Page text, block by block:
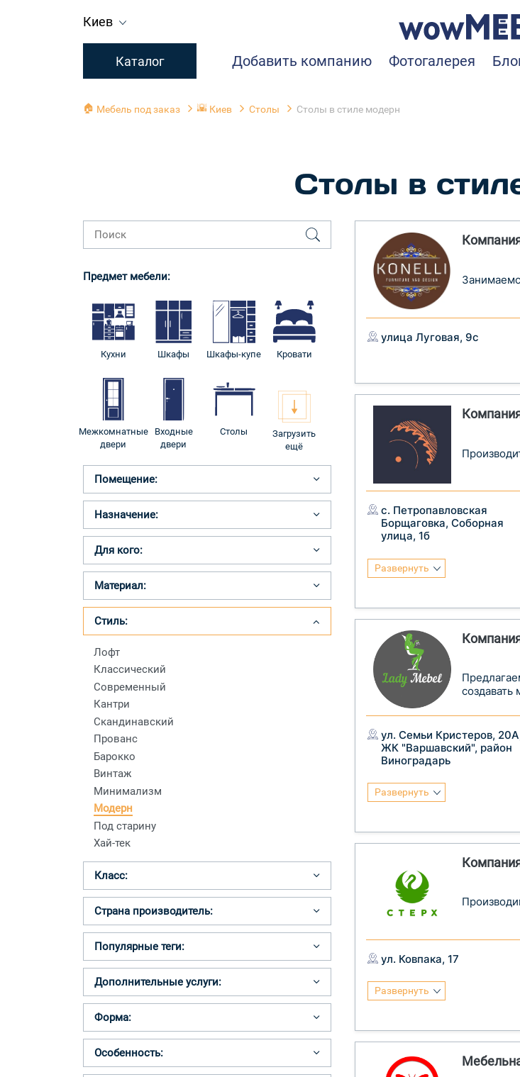
Киев
Каталог Добавить компанию Фотогалерея
🏠 Мебель под заказ 🌇 Киев Столы Столы в стиле модерн
Столы в
Предмет мебели:
Кухни Шкафы Шкафы-купе Кровати
Межкомнатные
двери
Входные
двери
Столы
Загрузить
ещё
Помещение:
Назначение:
Для кого:
Материал:
Стиль:
Лофт
Классический
Современный
Кантри
Скандинавский
Прованс
Барокко
Винтаж
Минимализм
Модерн
Под старину
Хай-тек
Класс:
Страна производитель:
Популярные теги:
Дополнительные услуги:
Форма:
Особенность:
улица Луговая, 9с
с. Петропавловская
Борщаговка, Соборная
улица, 1б
Развернуть
создавать
ул. Семьи Кристеров,
ЖК "Варшавский", район
Виноградарь
Развернуть
ул. Ковпака, 17
Развернуть